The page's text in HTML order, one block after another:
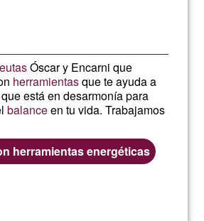
Óscar y Encarni que
herramientasque te ayuda a
está en desarmonía para
balanceen tu vida. Trabajamos
herramientas energéticas